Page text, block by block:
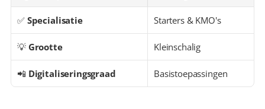
✅ Specialisatie Starters & KMO's
💡 Grootte Kleinschalig
📲 Digitaliseringsgraad Basistoepassingen